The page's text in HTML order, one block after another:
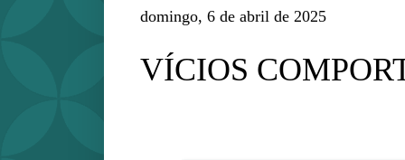
domingo, 6 de abril de 2025
VÍCIOS